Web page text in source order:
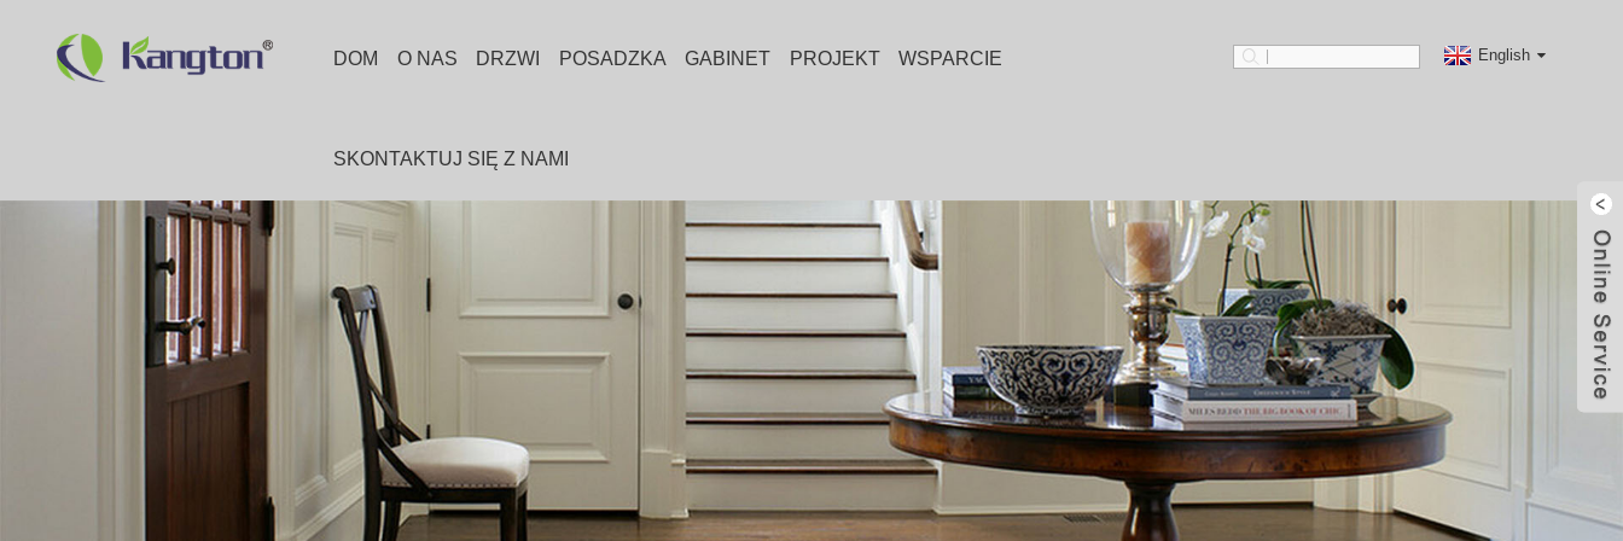
DOM O NAS DRZWI POSADZKA GABINET PROJEKT WSPARCIE
SKONTAKTUJ SIĘ Z NAMI
English